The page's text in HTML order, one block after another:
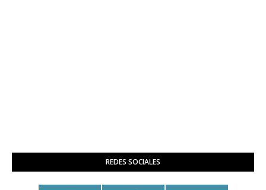
REDES SOCIALES